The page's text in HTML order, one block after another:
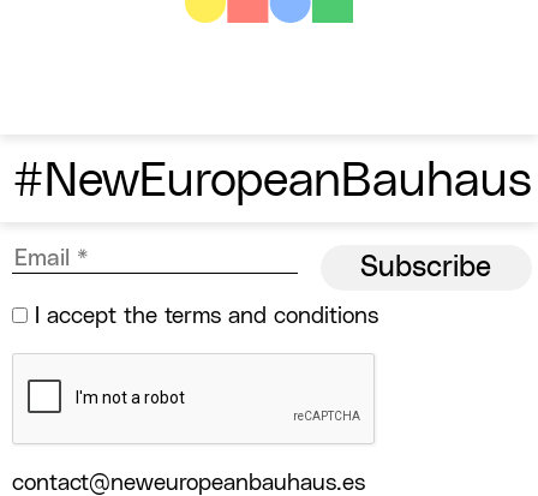
#NewEuropeanBauhaus
I accept the terms and conditions
contact@neweuropeanbauhaus.es